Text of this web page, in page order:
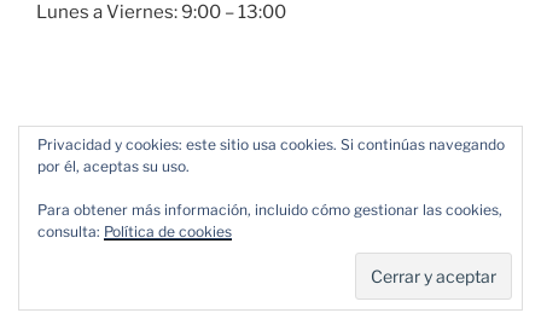
Lunes a Viernes: 9:00 – 13:00
Funciona gracias a WordPress
Privacidad y cookies: este sitio usa cookies. Si continúas navegando
por él, aceptas su uso.
Para obtener más información, incluido cómo gestionar las cookies,
consulta: Política de cookies